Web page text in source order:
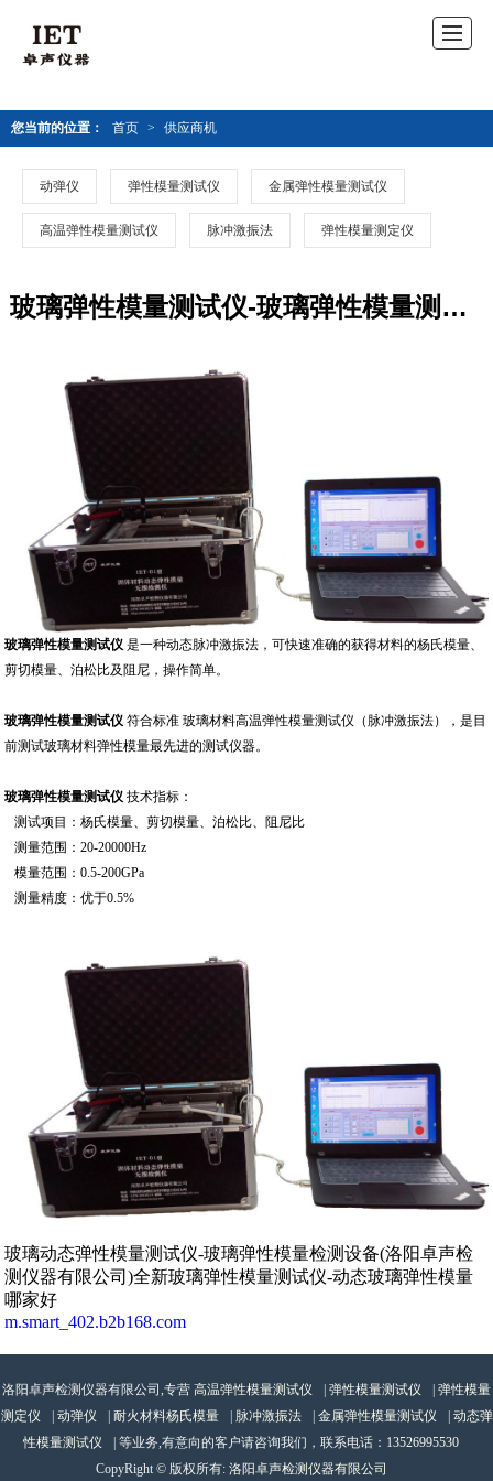
您当前的位置： 首页 > 供应商机
动弹仪 弹性模量测试仪 金属弹性模量测试仪
高温弹性模量测试仪 脉冲激振法 弹性模量测定仪
玻璃弹性模量测试仪-玻璃弹性模量测试仪
玻璃弹性模量测试仪 是一种动态脉冲激振法，可快速准确的获得材料的杨氏模量、
剪切模量、泊松比及阻尼，操作简单。
玻璃弹性模量测试仪 符合标准 玻璃材料高温弹性模量测试仪（脉冲激振法），是目
前测试玻璃材料弹性模量最先进的测试仪器。
玻璃弹性模量测试仪 技术指标：
测试项目：杨氏模量、剪切模量、泊松比、阻尼比
测量范围：20-20000Hz
模量范围：0.5-200GPa
测量精度：优于0.5%
玻璃动态弹性模量测试仪-玻璃弹性模量检测设备(洛阳卓声检
测仪器有限公司)全新玻璃弹性模量测试仪-动态玻璃弹性模量
哪家好
m.smart_402.b2b168.com
洛阳卓声检测仪器有限公司,专营 高温弹性模量测试仪 弹性模量测试仪
弹性模量
测定仪
动弹仪 耐火材料杨氏模量 脉冲激振法 金属弹性模量测试仪
动态弹
性模量测试仪
| 等业务,有意向的客户请咨询我们，联系电话： 13526995530
CopyRight © 版权所有: 洛阳卓声检测仪器有限公司